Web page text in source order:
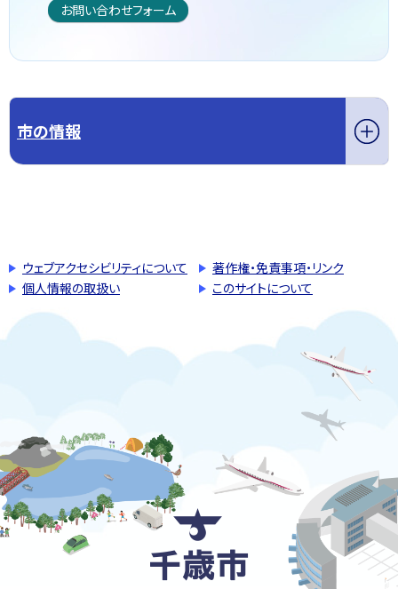
お問い合わせフォーム
市の情報
ウェブアクセシビリティについて
著作権・免責事項・リンク
個人情報の取扱い
このサイトについて